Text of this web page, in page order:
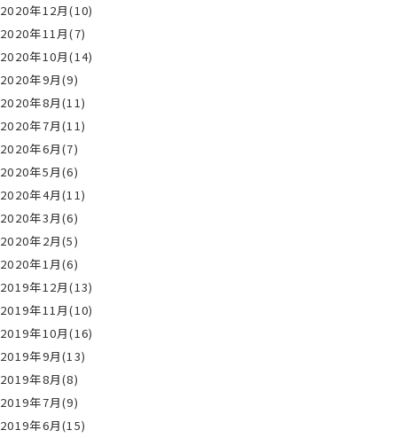
2020年12月(10)
2020年11月(7)
2020年10月(14)
2020年9月(9)
2020年8月(11)
2020年7月(11)
2020年6月(7)
2020年5月(6)
2020年4月(11)
2020年3月(6)
2020年2月(5)
2020年1月(6)
2019年12月(13)
2019年11月(10)
2019年10月(16)
2019年9月(13)
2019年8月(8)
2019年7月(9)
2019年6月(15)